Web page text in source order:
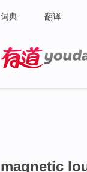
词典 翻译
magnetic